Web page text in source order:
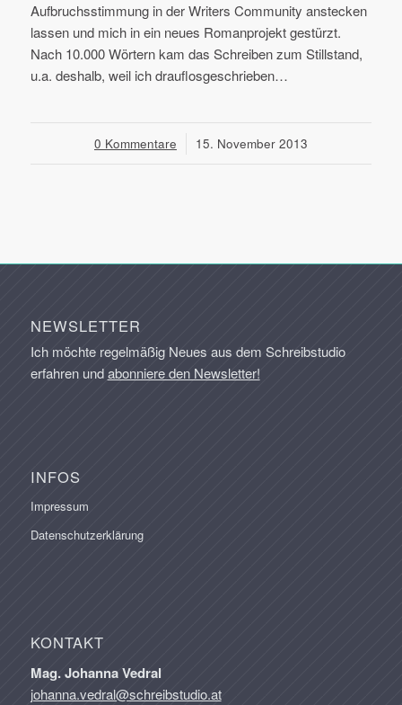
Aufbruchsstimmung in der Writers Community anstecken
lassen und mich in ein neues Romanprojekt gestürzt.
Nach 10.000 Wörtern kam das Schreiben zum Stillstand,
u.a. deshalb, weil ich drauflosgeschrieben…
0 Kommentare
/ 15. November 2013
NEWSLETTER
Ich möchte regelmäßig Neues aus dem Schreibstudio
erfahren undabonniere den Newsletter!
INFOS
Impressum
Datenschutzerklärung
KONTAKT
Mag. Johanna Vedral
johanna.vedral@schreibstudio.at